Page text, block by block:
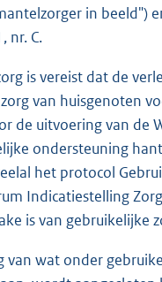
in beeld")
nr. C.
is vereist dat de
van huisgenoten
de uitvoering van de
ondersteuning
het protocol
Indicatiestelling
is van gebruikelijke
van wat onder